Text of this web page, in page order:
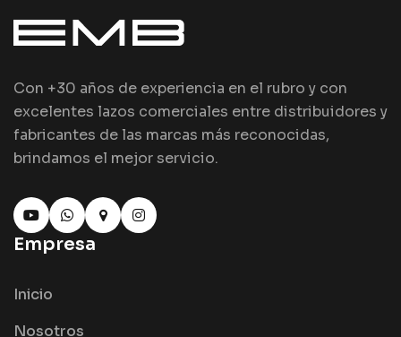
Con +30 años de experiencia en el rubro y con
excelentes lazos comerciales entre distribuidores y
fabricantes de las marcas más reconocidas,
brindamos el mejor servicio.
Empresa
Inicio
Nosotros